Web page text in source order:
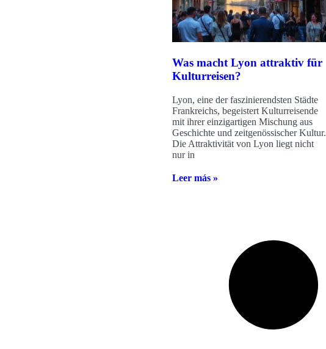
Was macht Lyon attraktiv für
Kulturreisen?
Lyon, eine der faszinierendsten Städte
Frankreichs, begeistert Kulturreisende
mit ihrer einzigartigen Mischung aus
Geschichte und zeitgenössischer Kultur.
Die Attraktivität von Lyon liegt nicht
nur in
Leer más »